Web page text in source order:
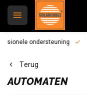
ondersteuning
Terug
AUTOMATEN